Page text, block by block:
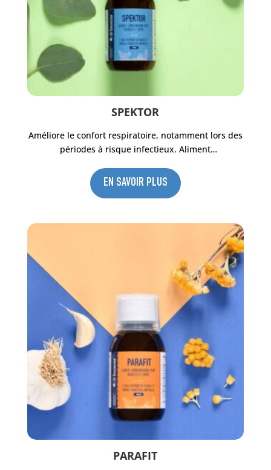
isoleucine) : 400 mg ; Substances aromatiques :
glycine 40000 mg, L-leucine 800 mg.
CONSTITUANTS ANALYTIQUES (%)
%, Matières grasses brutes 0,25 %, Protéines
brutes 5,1 %, Cellulose brute 0,1 %, Cendres
brutes 3 %, Calcium 885 mg/kg, Sodium 1,25 %,
Phosphore 3,5 mg/kg, Magnésium 140 mg/kg,
Lysine 0,3 %, Méthionine 0,05%.
SPEKTOR
Améliore le confort respiratoire, notamment lors des
périodes à risque infectieux. Aliment
volailles à base d’extraits de plantes et d’huiles
essentielles naturelles. Utilisable en Agriculture
EN SAVOIR PLUS
PARAFIT